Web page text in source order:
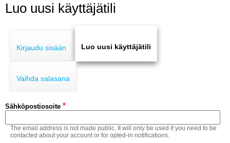
Käyttäjätunnus
ENDURO
MOTOCROSS
MUUT LAJIT
YLEISTÄ ALALTA
Luo uusi käyttäjätili
tabs
Kirjaudu sisään Luo uusi käyttäjätili
Vaihda salasana
Sähköpostiosoite
The email address is not made public. It will only be used if you need to be
contacted about your account or for opted-in notifications.